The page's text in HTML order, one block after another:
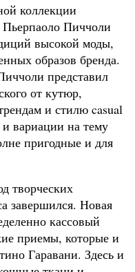
коллекции
Пиччоли
высокой моды,
образов бренда.
представил
от кутюр,
и стилю casual
вариации на тему
пригодные и для
творческих
завершился. Новая
кассовый
приемы, которые и
Гаравани. Здесь и